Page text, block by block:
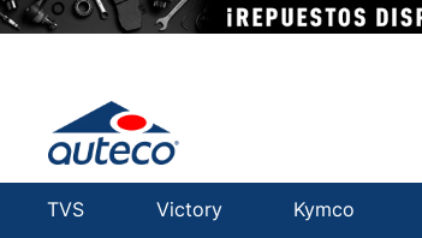
TVS Victory Kymco